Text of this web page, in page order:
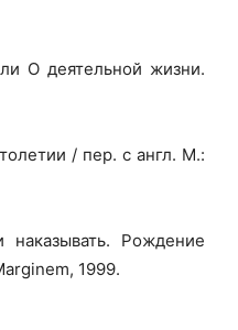
О деятельной жизни.
/ пер. с англ. М.:
Рождение
1999.